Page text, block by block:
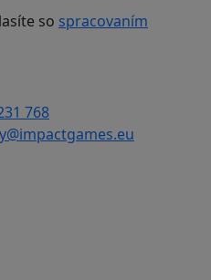
so spracovaním
768